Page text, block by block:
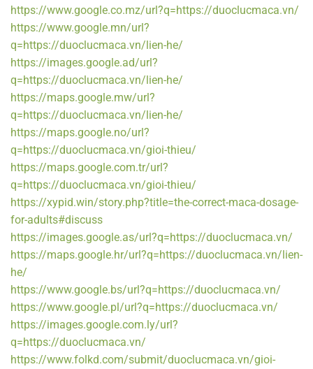
https://www.google.co.mz/url?q=https://duoclucmaca.vn/
https://www.google.mn/url?
q=https://duoclucmaca.vn/lien-he/
https://images.google.ad/url?
q=https://duoclucmaca.vn/lien-he/
https://maps.google.mw/url?
q=https://duoclucmaca.vn/lien-he/
https://maps.google.no/url?
q=https://duoclucmaca.vn/gioi-thieu/
https://maps.google.com.tr/url?
q=https://duoclucmaca.vn/gioi-thieu/
https://xypid.win/story.php?title=the-correct-maca-dosage-
for-adults#discuss
https://images.google.as/url?q=https://duoclucmaca.vn/
https://maps.google.hr/url?q=https://duoclucmaca.vn/lien-
he/
https://www.google.bs/url?q=https://duoclucmaca.vn/
https://www.google.pl/url?q=https://duoclucmaca.vn/
https://images.google.com.ly/url?
q=https://duoclucmaca.vn/
https://www.folkd.com/submit/duoclucmaca.vn/gioi-